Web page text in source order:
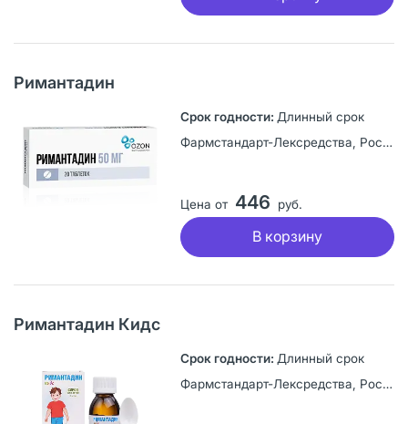
Римантадин
Длинный срок
Фармстандарт-Лексредства, Россия
Цена от 446 руб.
В корзину
Римантадин Кидс
Длинный срок
Фармстандарт-Лексредства, Россия